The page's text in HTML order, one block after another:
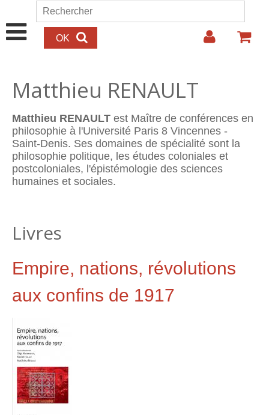
Aller au contenu principal
Formulaire de recherche
Rechercher
Matthieu RENAULT
Matthieu RENAULT est Maître de conférences en
philosophie à l'Université Paris 8 Vincennes -
Saint-Denis. Ses domaines de spécialité sont la
philosophie politique, les études coloniales et
postcoloniales, l'épistémologie des sciences
humaines et sociales.
Livres
Empire, nations, révolutions
aux confins de 1917